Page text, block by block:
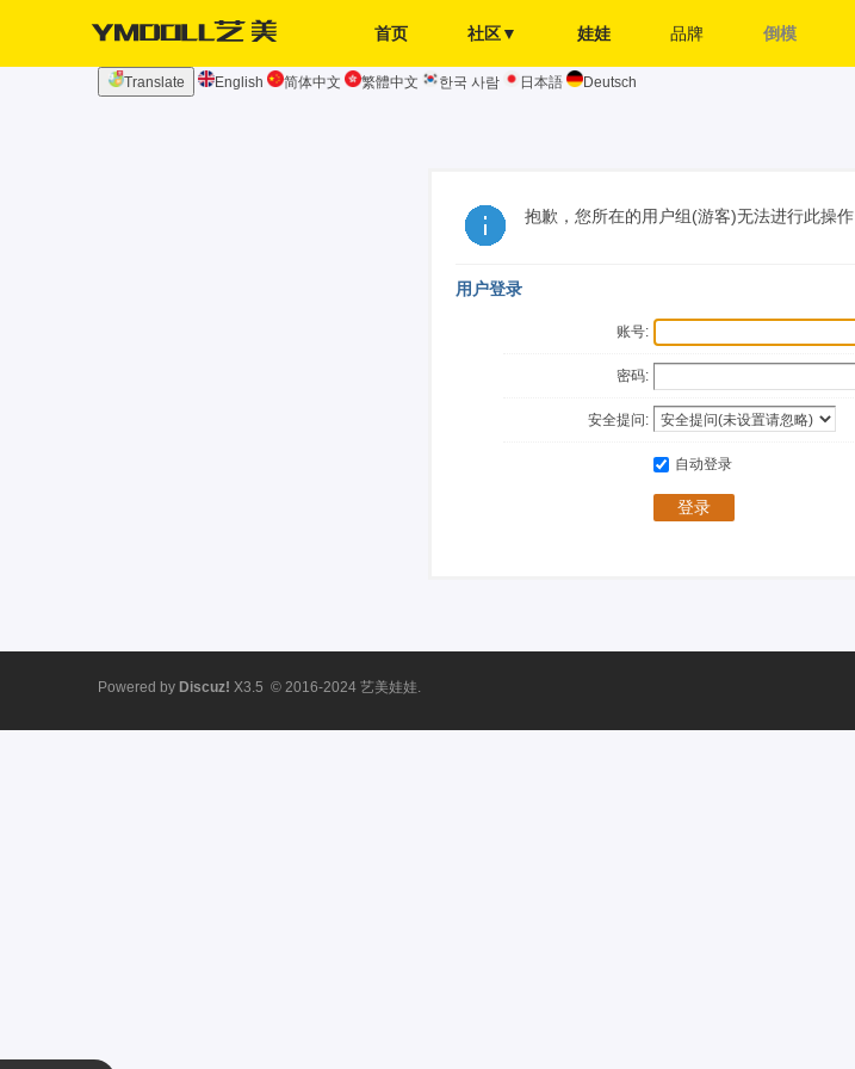
首页 社区▼ 娃娃 品牌 倒模
Translate English 简体中文 繁體中文 한국 사람 日本語 Deutsch
抱歉，您所在的用户组(游客)无法进行此操作
用户登录
账号:
密码:
安全提问:
自动登录
登录
Powered by Discuz! X3.5 © 2016-2024 艺美娃娃.